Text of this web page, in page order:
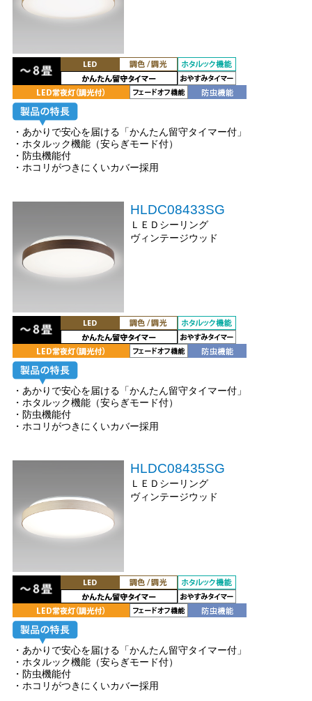
・あかりで安心を届ける「かんたん留守タイマー付」
・ホタルック機能（安らぎモード付）
・防虫機能付
・ホコリがつきにくいカバー採用
HLDC08433SG
ＬＥＤシーリング
ヴィンテージウッド
・あかりで安心を届ける「かんたん留守タイマー付」
・ホタルック機能（安らぎモード付）
・防虫機能付
・ホコリがつきにくいカバー採用
HLDC08435SG
ＬＥＤシーリング
ヴィンテージウッド
・あかりで安心を届ける「かんたん留守タイマー付」
・ホタルック機能（安らぎモード付）
・防虫機能付
・ホコリがつきにくいカバー採用